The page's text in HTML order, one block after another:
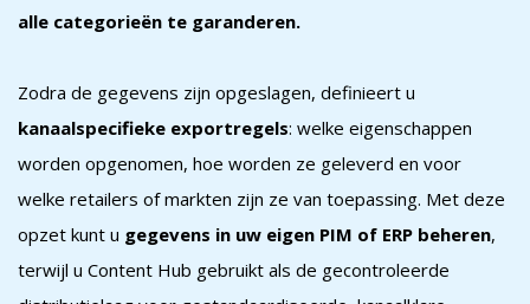
alle categorieën te garanderen.
Zodra de gegevens zijn opgeslagen, definieert u
kanaalspecifieke exportregels: welke eigenschappen
worden opgenomen, hoe worden ze geleverd en voor
welke retailers of markten zijn ze van toepassing. Met deze
opzet kunt u gegevens in uw eigen PIM of ERP beheren,
terwijl u Content Hub gebruikt als de gecontroleerde